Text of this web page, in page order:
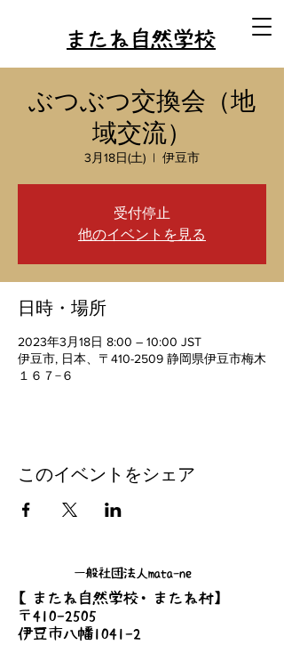
またね自然学校
ぶつぶつ交換会（地
域交流）
3月18日(土)
  |
伊豆市
受付停止
他のイベントを見る
日時・場所
2023年3月18日 8:00 – 10:00 JST
伊豆市, 日本、〒410-2509 静岡県伊豆市梅木
１６７−６
このイベントをシェア
一般社団法人mata-ne
【またね自然学校・またね村】
〒410-2505
伊豆市八幡1041-2